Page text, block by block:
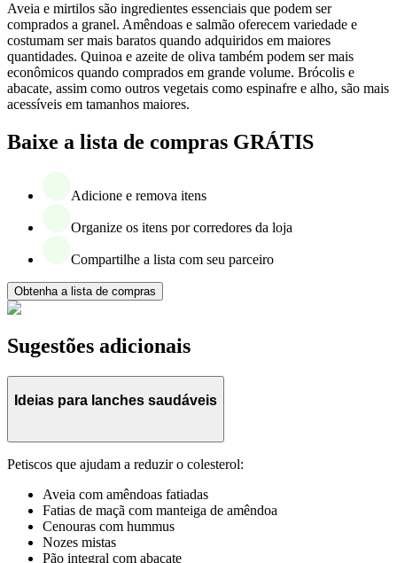
Aveia e mirtilos são ingredientes essenciais que podem ser
comprados a granel. Amêndoas e salmão oferecem variedade e
costumam ser mais baratos quando adquiridos em maiores
quantidades. Quinoa e azeite de oliva também podem ser mais
econômicos quando comprados em grande volume. Brócolis e
abacate, assim como outros vegetais como espinafre e alho, são mais
acessíveis em tamanhos maiores.
Baixe a lista de compras GRÁTIS
Adicione e remova itens
Organize os itens por corredores da loja
Compartilhe a lista com seu parceiro
Obtenha a lista de compras
Sugestões adicionais
Ideias para lanches saudáveis
Petiscos que ajudam a reduzir o colesterol:
Aveia com amêndoas fatiadas
Fatias de maçã com manteiga de amêndoa
Cenouras com hummus
Nozes mistas
Pão integral com abacate